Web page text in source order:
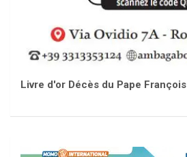
Livre d'or Décès du Pape François